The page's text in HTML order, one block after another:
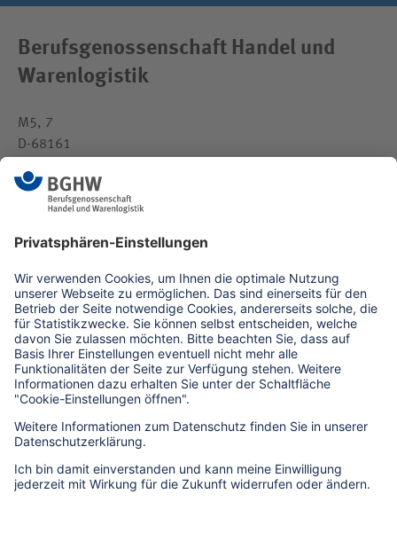
Berufsgenossenschaft Handel und
Warenlogistik
M5, 7
D-68161
Kontaktformular
Erklärung zur Barrierefreiheit
Barriere melden
Impressum